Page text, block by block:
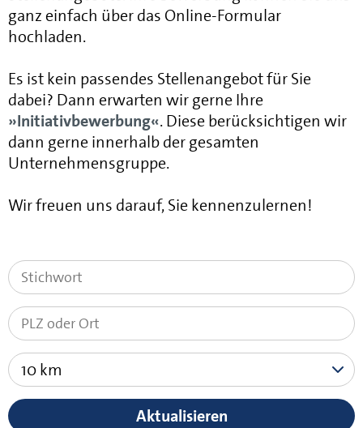
ganz einfach über das Online-Formular
hochladen.
Es ist kein passendes Stellenangebot für Sie
dabei? Dann erwarten wir gerne Ihre
Initiativbewerbung . Diese berücksichtigen wir
dann gerne innerhalb der gesamten
Unternehmensgruppe.
Wir freuen uns darauf, Sie kennenzulernen!
10 km
Aktualisieren